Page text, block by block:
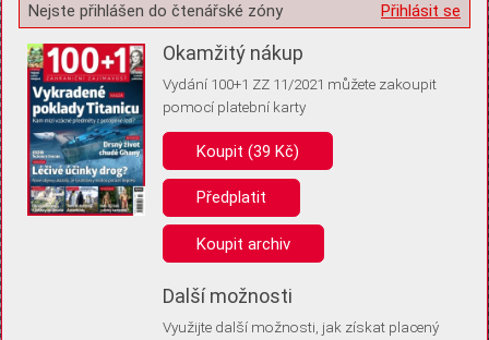
Žádost o souhlas s ukládáním volitelných informací
Pro základní fungování webu nepotřebujeme ukládat žádné informace
(tzv. cookies apod.). Rádi bychom vás ale požádali o souhlas s
uložením volitelných informací:
Anonymní unikátní ID
Díky němu příště poznáme, že se jedná o stejné zařízení, a
Identifikátor je zcela anonymní.
Přihlásit se
Nejste přihlášen do čtenářské zóny
Okamžitý nákup
Vydání 100+1 ZZ 11/2021 můžete zakoupit
pomocí platební karty
Koupit (39 Kč)
Předplatit
Koupit archiv
Další možnosti
Využijte další možnosti, jak získat placený